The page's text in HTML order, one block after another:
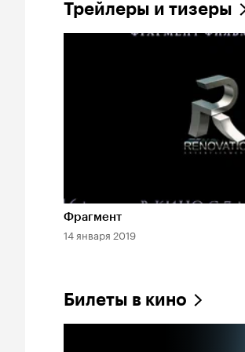
Трейлеры и тизеры
Длительность 4 мин
Фрагмент
14 января 2019
Билеты в кино